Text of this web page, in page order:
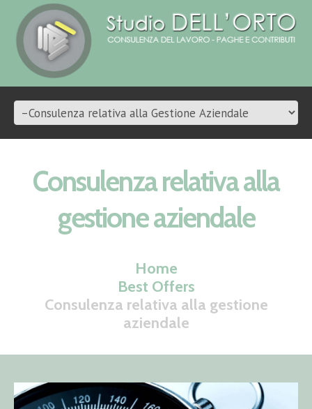
Consulenza relativa alla
gestione aziendale
Home
Best Offers
Consulenza relativa alla gestione
aziendale